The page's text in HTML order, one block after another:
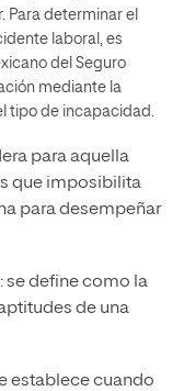
Para determinar el
laboral, es
del Seguro
mediante la
tipo de incapacidad.
para aquella
que imposibilita
para desempeñar
se define como la
de una
establece cuando